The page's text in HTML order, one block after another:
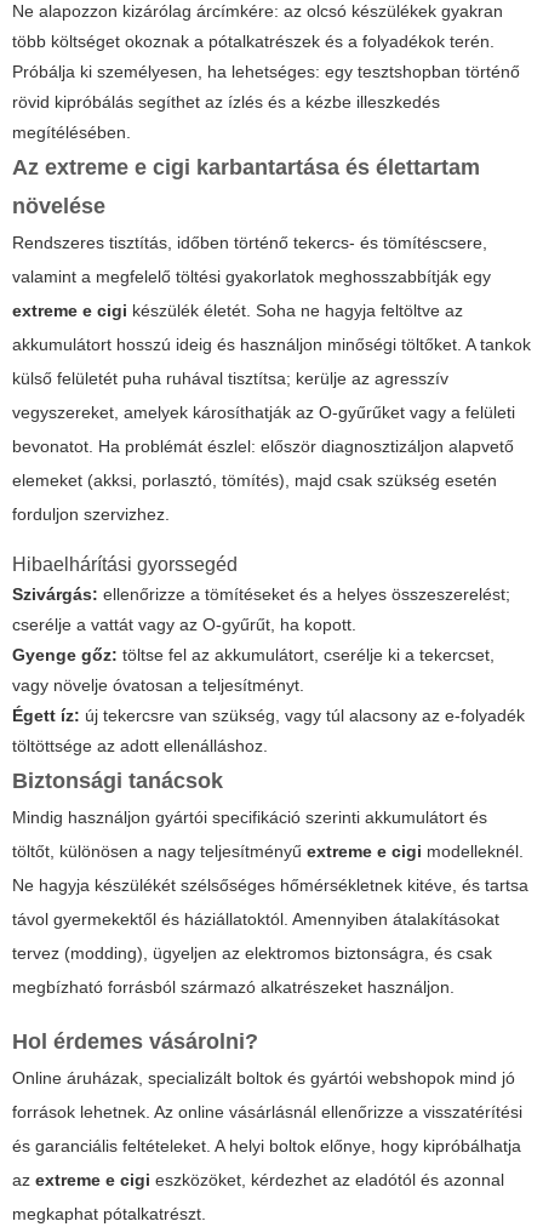
Ne alapozzon kizárólag árcímkére: az olcsó készülékek gyakran
több költséget okoznak a pótalkatrészek és a folyadékok terén.
Próbálja ki személyesen, ha lehetséges: egy tesztshopban történő
rövid kipróbálás segíthet az ízlés és a kézbe illeszkedés
megítélésében.
Az extreme e cigi karbantartása és élettartam
növelése
Rendszeres tisztítás, időben történő tekercs- és tömítéscsere,
valamint a megfelelő töltési gyakorlatok meghosszabbítják egy
extreme e cigi készülék életét. Soha ne hagyja feltöltve az
akkumulátort hosszú ideig és használjon minőségi töltőket. A tankok
külső felületét puha ruhával tisztítsa; kerülje az agresszív
vegyszereket, amelyek károsíthatják az O-gyűrűket vagy a felületi
bevonatot. Ha problémát észlel: először diagnosztizáljon alapvető
elemeket (akksi, porlasztó, tömítés), majd csak szükség esetén
forduljon szervizhez.
Hibaelhárítási gyorssegéd
Szivárgás: ellenőrizze a tömítéseket és a helyes összeszerelést;
cserélje a vattát vagy az O-gyűrűt, ha kopott.
Gyenge gőz: töltse fel az akkumulátort, cserélje ki a tekercset,
vagy növelje óvatosan a teljesítményt.
Égett íz: új tekercsre van szükség, vagy túl alacsony az e-folyadék
töltöttsége az adott ellenálláshoz.
Biztonsági tanácsok
Mindig használjon gyártói specifikáció szerinti akkumulátort és
töltőt, különösen a nagy teljesítményű extreme e cigi modelleknél.
Ne hagyja készülékét szélsőséges hőmérsékletnek kitéve, és tartsa
távol gyermekektől és háziállatoktól. Amennyiben átalakításokat
tervez (modding), ügyeljen az elektromos biztonságra, és csak
megbízható forrásból származó alkatrészeket használjon.
Hol érdemes vásárolni?
Online áruházak, specializált boltok és gyártói webshopok mind jó
források lehetnek. Az online vásárlásnál ellenőrizze a visszatérítési
és garanciális feltételeket. A helyi boltok előnye, hogy kipróbálhatja
az extreme e cigi eszközöket, kérdezhet az eladótól és azonnal
megkaphat pótalkatrészt.